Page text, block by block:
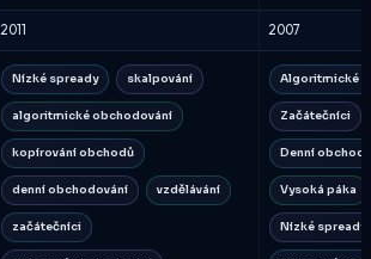
2011 2007
Nízké spready skalpování
algoritmické obchodování
kopírování obchodů
denní obchodování vzdělávání
začátečníci
Algoritmické
Začátečníci
Denní
Vysoká páka
Nízké spready